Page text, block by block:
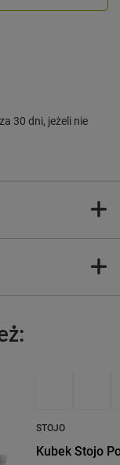
30 dni, jeżeli nie
STOJO
Kubek Stojo